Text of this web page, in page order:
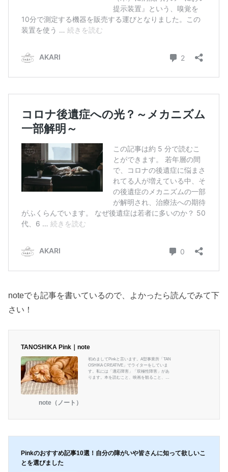
noteでも記事を書いているので、よかったら読んでみて下
さい！
TANOSHIKA Pink｜note
初めましてPinkと言います。A型事業所「TAN
OSHIKA CREATIVE」でライターをしていま
す。私には「適応障害」「双極性障害」があ
ります。本を読むこと、映画を観ること、文
note（ノート）
Pinkのおすすめ記事10選！自分の障がいや皆さんに知って欲しいこ
とを選びました